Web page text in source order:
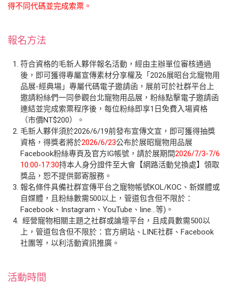
得不同代碼並完成索票。
報名方法
符合資格的毛新人夥伴報名活動，經由主辦單位審核通過
後，即可獲得專屬宣傳素材分享權及「2026展昭台北寵物用
品展-經典場」專屬代碼電子邀請函，展前可於社群平台上
邀請粉絲們一同參觀台北寵物用品展，粉絲點擊電子邀請函
連結並完成索票程序後，每位粉絲即享1日免費入場資格
（市價NT$200）。
毛新人夥伴須於2026/6/19前發布宣傳文宣，即可獲得抽獎
資格，得獎者將於2026/6/23公布於展昭寵物用品展
Facebook粉絲專頁及官方IG帳號，請於展期間2026/7/3-7/6
10:00-17:30持本人身分證件至大會【網路活動兌換處】領取
獎品，恕不提供郵寄服務。
報名條件具備社群宣傳平台之寵物帳號KOL/KOC、新媒體或
自媒體，且粉絲數需500以上，管道包含但不限於：
Facebook、Instagram、YouTube、line…等)。
經營寵物相關主題之社群或論壇平台，且成員數需500以
上，管道包含但不限於：官方網站、LINE社群、Facebook
社團等，以利活動資訊推廣。
活動時間